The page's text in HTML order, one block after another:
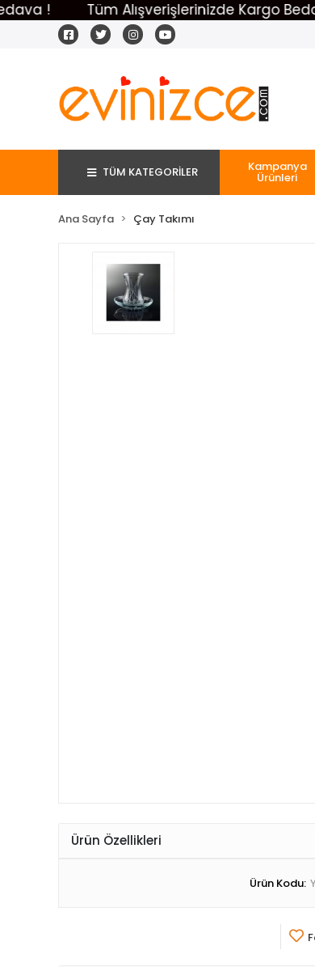
! Tüm Alışverişlerinizde Kargo Bedava !
TÜM KATEGORİLER Kampanya
Ürünleri
Ana Sayfa Çay Takımı
Ürün Özellikleri
Ürün Kodu: